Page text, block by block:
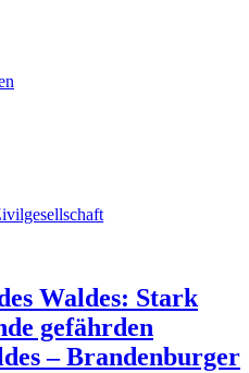
Waldes: Stark
gefährden
– Brandenburger